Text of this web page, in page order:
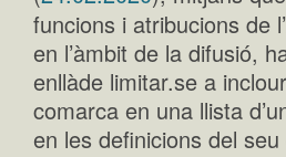
funcions i atribucions de l’
en l’àmbit de la difusió,
enllàde limitar.se a
comarca en una llista
en les definicions del seu